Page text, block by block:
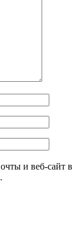
и веб-сайт в